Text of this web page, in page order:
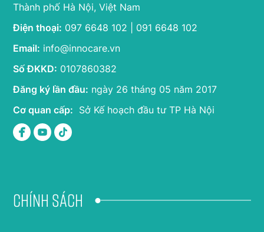
Thành phố Hà Nội, Việt Nam
Điện thoại: 097 6648 102 | 091 6648 102
Email: info@innocare.vn
Số ĐKKD: 0107860382
Đăng ký lần đầu: ngày 26 tháng 05 năm 2017
Cơ quan cấp: Sở Kế hoạch đầu tư TP Hà Nội
Chính sách